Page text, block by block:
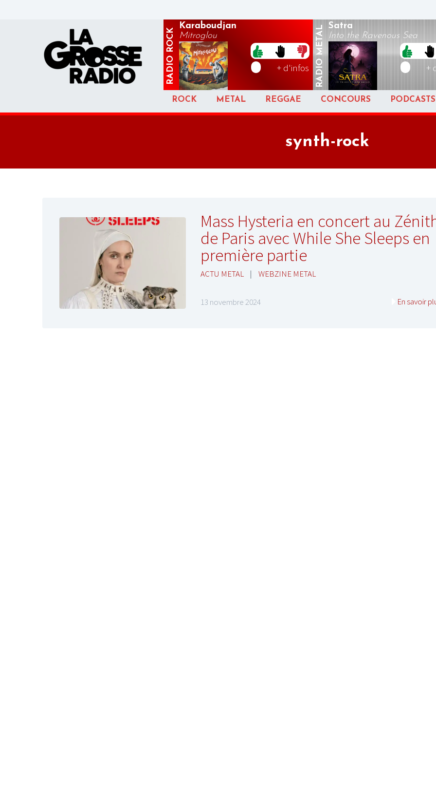
RADIO
ROCK
Karaboudjan
Mitroglou
+ d'infos RADIO
METAL Satra
Into the Ravenous Sea
+
ROCK METAL REGGAE CONCOURS PODCASTS
synth-rock
Mass Hysteria en concert au
de Paris avec While She Sleeps en
première partie
ACTU METAL | WEBZINE METAL
13 novembre 2024 En savoir